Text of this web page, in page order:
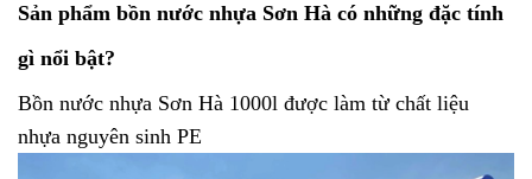
Sản phẩm bồn nước nhựa Sơn Hà có những đặc tính
gì nổi bật?
Bồn nước nhựa Sơn Hà 1000l được làm từ chất liệu
nhựa nguyên sinh PE